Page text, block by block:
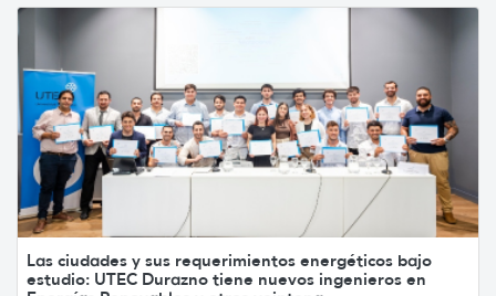
Las ciudades y sus requerimientos energéticos bajo
estudio: UTEC Durazno tiene nuevos ingenieros en